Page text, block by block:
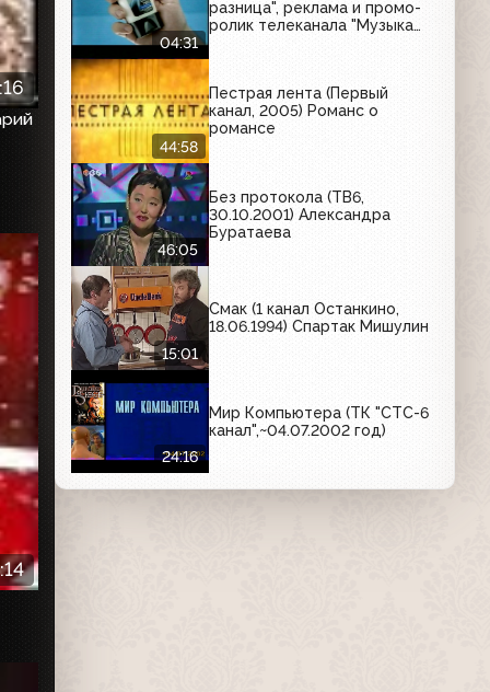
04:31
разница", реклама и промо-
ролик телеканала "Музыка
Билайн, Вдохновение, Opel
44:58
Пестрая лента (Первый
канал, 2005) Романс о
романсе
46:05
Без протокола (ТВ6,
30.10.2001) Александра
Буратаева
15:01
Смак (1 канал Останкино,
18.06.1994) Спартак Мишулин
24:16
Мир Компьютера (ТК "СТС-6
канал",~04.07.2002 год)